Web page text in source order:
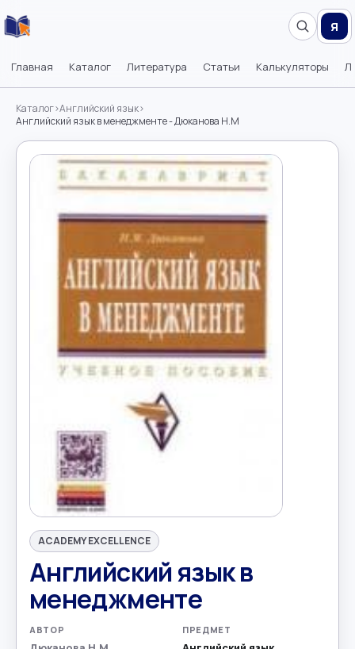
Главная Каталог Литература Статьи Калькуляторы
Я
Каталог›Английский язык›
Английский язык в менеджменте - Дюканова Н.М
ACADEMY EXCELLENCE
Английский язык в
менеджменте
АВТОР ПРЕДМЕТ